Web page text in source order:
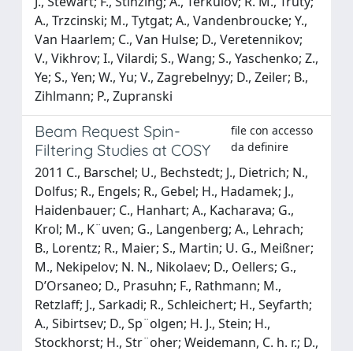
A., Trzcinski; M., Tytgat; A., Vandenbroucke; Y.,
Van Haarlem; C., Van Hulse; D., Veretennikov;
V., Vikhrov; I., Vilardi; S., Wang; S., Yaschenko; Z.,
Ye; S., Yen; W., Yu; V., Zagrebelnyy; D., Zeiler; B.,
Zihlmann; P., Zupranski
Beam Request Spin-
Filtering Studies at COSY
file con accesso
da definire
2011 C., Barschel; U., Bechstedt; J., Dietrich; N.,
Dolfus; R., Engels; R., Gebel; H., Hadamek; J.,
Haidenbauer; C., Hanhart; A., Kacharava; G.,
Krol; M., K¨uven; G., Langenberg; A., Lehrach;
B., Lorentz; R., Maier; S., Martin; U. G., Meißner;
M., Nekipelov; N. N., Nikolaev; D., Oellers; G.,
D’Orsaneo; D., Prasuhn; F., Rathmann; M.,
Retzlaff; J., Sarkadi; R., Schleichert; H., Seyfarth;
A., Sibirtsev; D., Sp¨olgen; H. J., Stein; H.,
Stockhorst; H., Str¨oher; Weidemann, C. h. r.; D.,